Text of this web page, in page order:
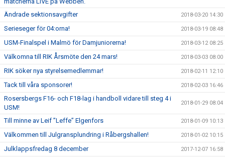
Ändrade sektionsavgifter
2018-03-20 14:30
Serieseger för 04:orna! 2018-03-19 08:48
USM-Finalspel i Malmö för Damjuniorerna! 2018-03-12 08:25
Välkomna till RIK Årsmöte den 24 mars! 2018-03-03 08:00
RIK söker nya styrelsemedlemmar! 2018-02-11 12:10
Tack till våra sponsorer! 2018-02-03 16:46
Rosersbergs F16- och F18-lag i handboll vidare till steg 4 i
USM!
2018-01-29 08:04
Till minne av Leif ”Leffe” Elgenfors 2018-01-09 10:13
Välkommen till Julgransplundring i Råbergshallen! 2018-01-02 10:15
Julklappsfredag 8 december 2017-12-07 16:58